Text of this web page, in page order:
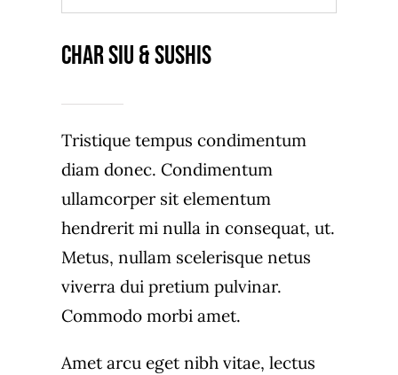
Char Siu & Sushis
Tristique tempus condimentum
diam donec. Condimentum
ullamcorper sit elementum
hendrerit mi nulla in consequat, ut.
Metus, nullam scelerisque netus
viverra dui pretium pulvinar.
Commodo morbi amet.
Amet arcu eget nibh vitae, lectus